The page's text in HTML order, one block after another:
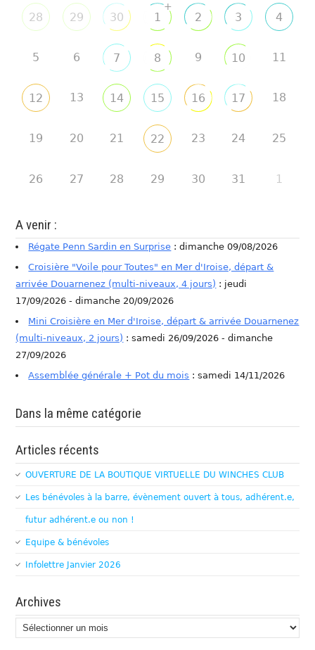
28 29 30 1
+
2 3 4
5 6 7 8 9 10 11
12 13 14 15 16 17 18
19 20 21 22 23 24 25
26 27 28 29 30 31 1
A venir :
Régate Penn Sardin en Surprise : dimanche 09/08/2026
Croisière "Voile pour Toutes" en Mer d'Iroise, départ &
arrivée Douarnenez (multi-niveaux, 4 jours) : jeudi
17/09/2026 - dimanche 20/09/2026
Mini Croisière en Mer d'Iroise, départ & arrivée Douarnenez
(multi-niveaux, 2 jours) : samedi 26/09/2026 - dimanche
27/09/2026
Assemblée générale + Pot du mois : samedi 14/11/2026
Dans la même catégorie
Articles récents
OUVERTURE DE LA BOUTIQUE VIRTUELLE DU WINCHES CLUB
Les bénévoles à la barre, évènement ouvert à tous, adhérent.e,
futur adhérent.e ou non !
Equipe & bénévoles
Infolettre Janvier 2026
Archives
Archives